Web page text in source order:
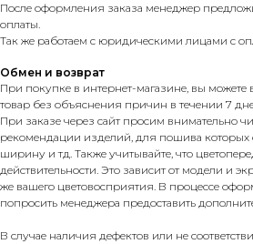
После оформления заказа менеджер
оплаты.
Так же работаем с юридическими лицами с
Обмен и возврат
При покупке в интернет-магазине, вы
товар без объяснения причин в течении 7
При заказе через сайт просим внимательно
рекомендации изделий, для пошива которых
ширину и тд. Также учитывайте, что
действительности. Это зависит от модели и
же вашего цветовосприятия. В процессе
попросить менеджера предоставить
В случае наличия дефектов или не